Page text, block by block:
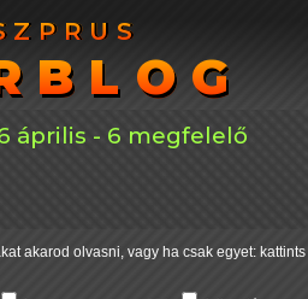
április - 6 megfelelő
akarod olvasni, vagy ha csak egyet: kattints